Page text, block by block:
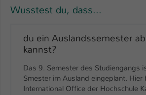
Wusstest du, dass...
du ein Auslandssemester
kannst?
Das 9. Semester des Studiengangs
Smester im Ausland eingeplant. Hier
International Office der Hochschule